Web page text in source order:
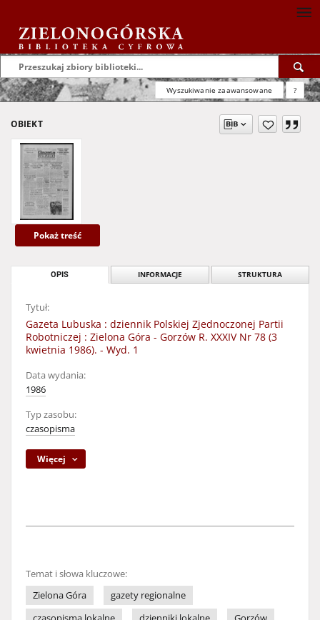
Wyszukiwanie zaawansowane ?
OBIEKT
Pokaż treść
OPIS INFORMACJE STRUKTURA
Tytuł:
Gazeta Lubuska : dziennik Polskiej Zjednoczonej Partii
Robotniczej : Zielona Góra - Gorzów R. XXXIV Nr 78 (3
kwietnia 1986). - Wyd. 1
Data wydania:
1986
Typ zasobu:
czasopisma
Więcej
Temat i słowa kluczowe:
Zielona Góra
gazety regionalne